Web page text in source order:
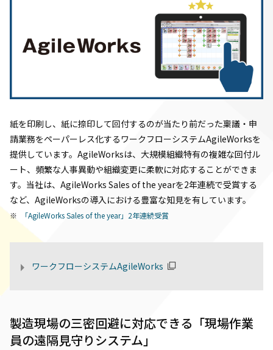
紙を印刷し、紙に捺印して回付するのが当たり前だった稟議・申
請業務をペーパーレス化するワークフローシステムAgileWorksを
提供しています。AgileWorksは、大規模組織特有の複雑な回付ル
ート、頻繁な人事異動や組織変更に柔軟に対応することができま
す。当社は、AgileWorks Sales of the yearを2年連続で受賞する
など、AgileWorksの導入における豊富な知見を有しています。
「AgileWorks Sales of the year」2年連続受賞
ワークフローシステムAgileWorks
製造現場の三密回避に対応できる「現場作業
員の遠隔見守りシステム」